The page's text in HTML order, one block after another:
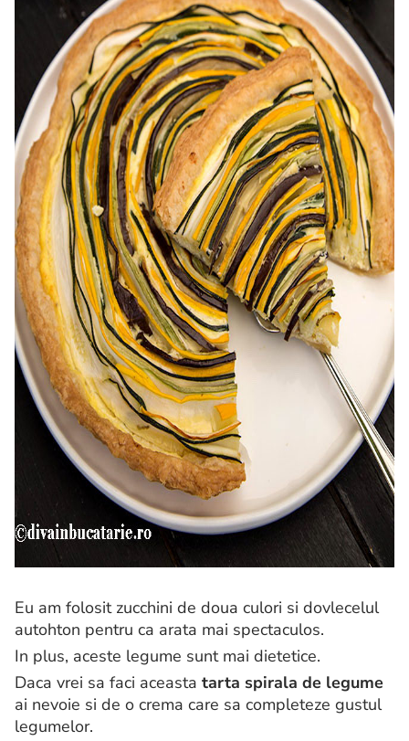
Eu am folosit zucchini de doua culori si dovlecelul
autohton pentru ca arata mai spectaculos.
In plus, aceste legume sunt mai dietetice.
Daca vrei sa faci aceasta tarta spirala de legume
ai nevoie si de o crema care sa completeze gustul
legumelor.